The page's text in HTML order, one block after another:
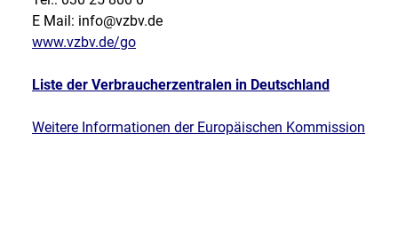
E Mail: info@vzbv.de
www.vzbv.de/go
Liste der Verbraucherzentralen in Deutschland
Weitere Informationen der Europäischen Kommission